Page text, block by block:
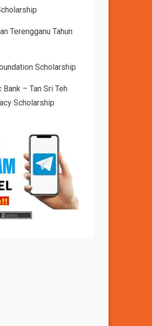
Terengganu Tahun
Scholarship
– Tan Sri Teh
Scholarship